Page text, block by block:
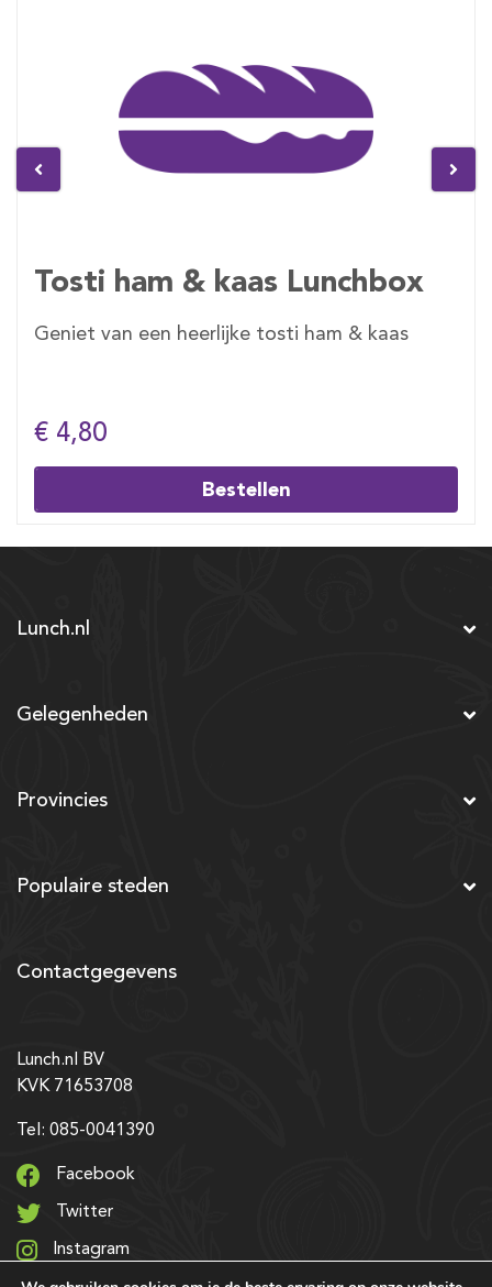
Tosti ham & kaas Lunchbox
Geniet van een heerlijke tosti ham & kaas
€ 4,80
Bestellen
Lunch.nl
Gelegenheden
Provincies
Populaire steden
Contactgegevens
Lunch.nl BV
KVK 71653708
Tel: 085-0041390
Facebook
Twitter
Instagram